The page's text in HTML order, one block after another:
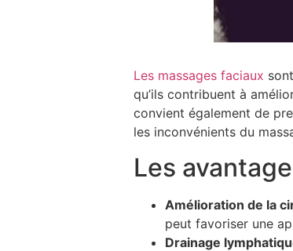
Les massages faciaux
qu’ils contribuent à
convient également de
les inconvénients du
Les
Amélioration de la
peut favoriser une
Drainage